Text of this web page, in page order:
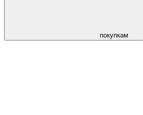
покупкам